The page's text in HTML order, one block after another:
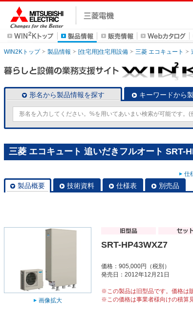
WIN2Kトップ 製品情報 [住宅用]住宅用設備 三菱 エコキュート
形名から製品情報を探す キーワードから
三菱 エコキュート 追いだきフルオート SRT-
仕
製品概要 技術資料 仕様表 別売品
画像拡大
SRT-HP43WXZ7
価格：905,000円（税別）
発売日：2012年12月21日
※この製品は旧型品です。価格は
※この価格は事業者様向けの積算